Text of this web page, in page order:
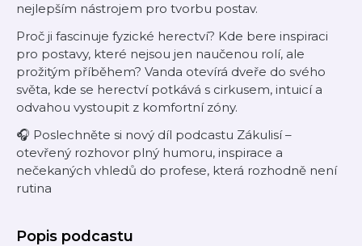
nejlepším nástrojem pro tvorbu postav.
Proč ji fascinuje fyzické herectví? Kde bere inspiraci
pro postavy, které nejsou jen naučenou rolí, ale
prožitým příběhem? Vanda otevírá dveře do svého
světa, kde se herectví potkává s cirkusem, intuicí a
odvahou vystoupit z komfortní zóny.
🎧 Poslechněte si nový díl podcastu Zákulisí –
otevřený rozhovor plný humoru, inspirace a
nečekaných vhledů do profese, která rozhodně není
rutina
Popis podcastu